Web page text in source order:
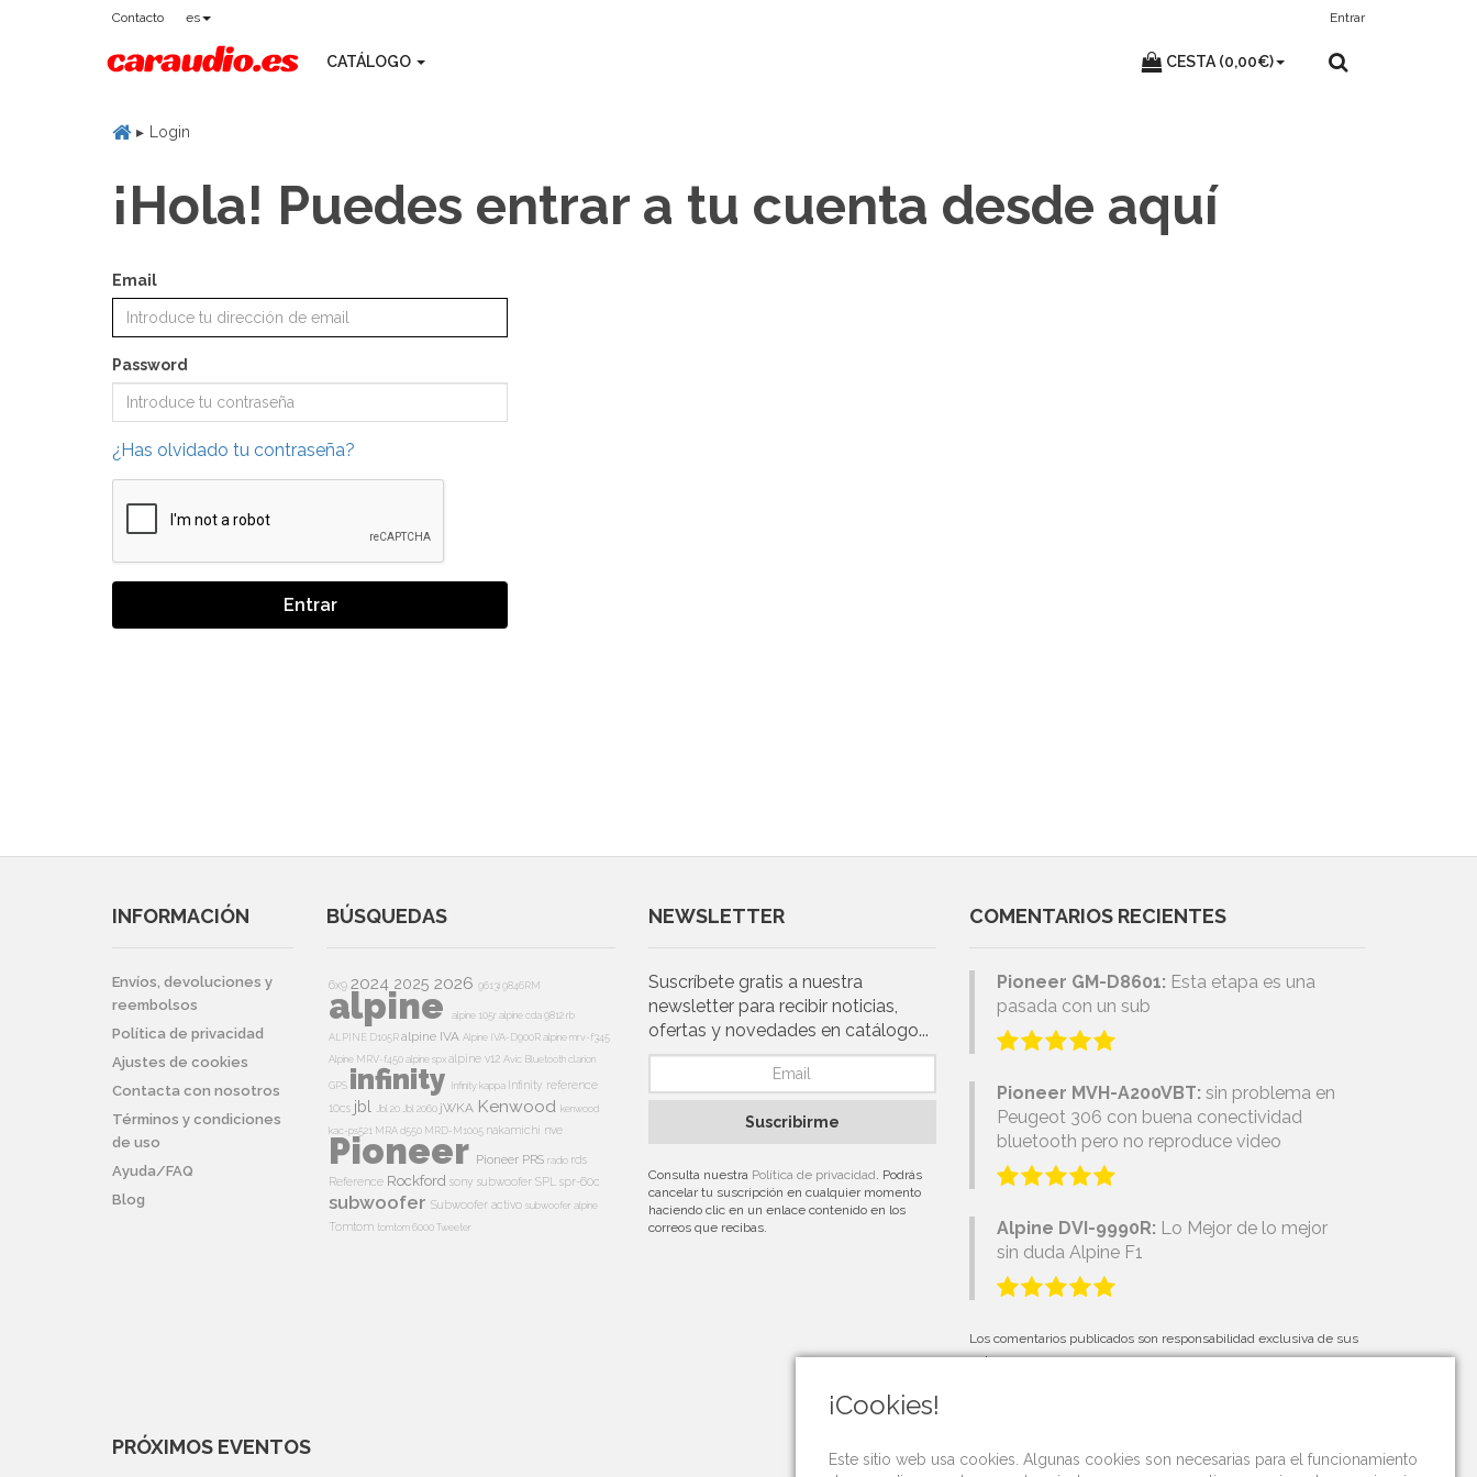
Contacto es Entrar
CATÁLOGO CESTA (0,00€)
Login
¡Hola! Puedes entrar a tu cuenta desde aquí
Email
Password
¿Has olvidado tu contraseña?
Entrar
INFORMACIÓN
Envíos, devoluciones y
reembolsos
Política de privacidad
Ajustes de cookies
Contacta con nosotros
Términos y condiciones
de uso
Ayuda/FAQ
Blog
BÚSQUEDAS
6x9 2024 2025 2026 9613i9846RM
alpine alpine 105r alpine cda 9812 rb
ALPINE D105Ralpine IVA Alpine IVA-D900Ralpine mrv-f345
Alpine MRV-f450alpine spxalpine v12 Avic Bluetoothclarion
GPS infinity Infinity kappa Infinity reference
10cs jbl Jbl 20 Jbl 2060 jWKA Kenwood kenwood
kac-ps521 MRA d550 MRD-M1005 nakamichi nve
Pioneer Pioneer PRS radio rds
Reference Rockford sony subwoofer SPL spr-60c
subwoofer Subwoofer activo subwoofer alpine
Tomtom tomtom 6000Tweeter
NEWSLETTER
Suscríbete gratis a nuestra
newsletter para recibir noticias,
ofertas y novedades en catálogo...
Suscribirme
Consulta nuestra Política de privacidad. Podrás
cancelar tu suscripción en cualquier momento
haciendo clic en un enlace contenido en los
correos que recibas.
COMENTARIOS RECIENTES
Pioneer GM-D8601: Esta etapa es una
pasada con un sub
Pioneer MVH-A200VBT: sin problema en
Peugeot 306 con buena conectividad
bluetooth pero no reproduce video
Alpine DVI-9990R: Lo Mejor de lo mejor
sin duda Alpine F1
Los comentarios publicados son responsabilidad exclusiva de sus
autores.
PRÓXIMOS EVENTOS
¡Cookies!
Este sitio web usa cookies. Algunas cookies son necesarias para el funcionamiento